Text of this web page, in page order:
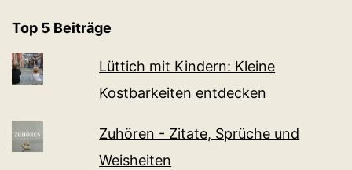
Top 5 Beiträge
Lüttich mit Kindern: Kleine
Kostbarkeiten entdecken
Zuhören - Zitate, Sprüche und
Weisheiten